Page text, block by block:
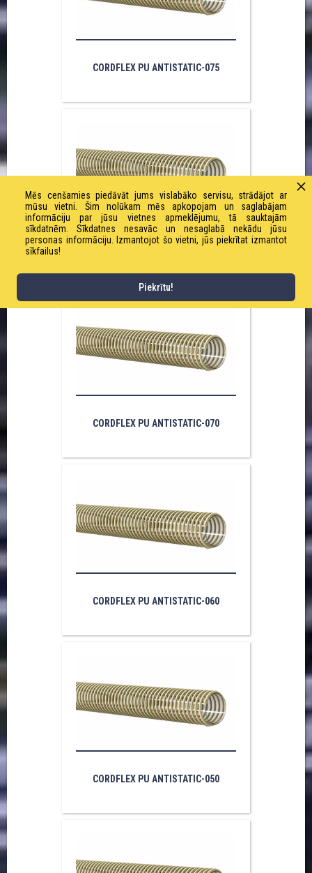
CORDFLEX PU ANTISTATIC-075
CORDFLEX PU ANTISTATIC-063
CORDFLEX PU ANTISTATIC-070
CORDFLEX PU ANTISTATIC-060
CORDFLEX PU ANTISTATIC-050
Mēs cenšamies piedāvāt jums vislabāko servisu, strādājot ar
mūsu vietni. Šim nolūkam mēs apkopojam un saglabājam
informāciju par jūsu vietnes apmeklējumu, tā sauktajām
sīkdatnēm. Sīkdatnes nesavāc un nesaglabā nekādu jūsu
personas informāciju. Izmantojot šo vietni, jūs piekrītat izmantot
sīkfailus!
Piekrītu!